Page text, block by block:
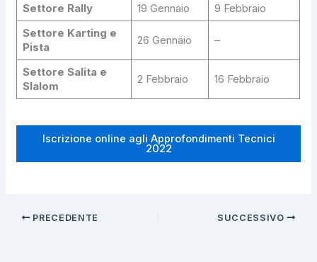
Settore Rally
19 Gennaio
9 Febbraio
Settore Karting e
Pista
26 Gennaio –
Settore Salita e
Slalom
2 Febbraio 16 Febbraio
Iscrizione online agli Approfondimenti Tecnici
2022
PRECEDENTE SUCCESSIVO